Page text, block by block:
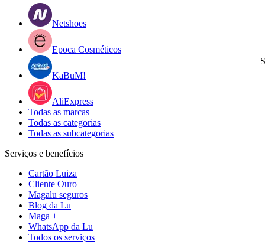
Netshoes
Epoca Cosméticos
KaBuM!
AliExpress
Todas as marcas
Todas as categorias
Todas as subcategorias
Serviços e benefícios
Cartão Luiza
Cliente Ouro
Magalu seguros
Blog da Lu
Maga +
WhatsApp da Lu
Todos os serviços